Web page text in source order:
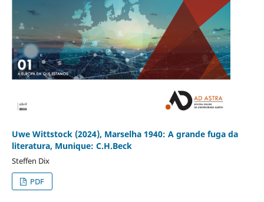
Uwe Wittstock (2024), Marselha 1940: A grande fuga da
literatura, Munique: C.H.Beck
Steffen Dix
PDF